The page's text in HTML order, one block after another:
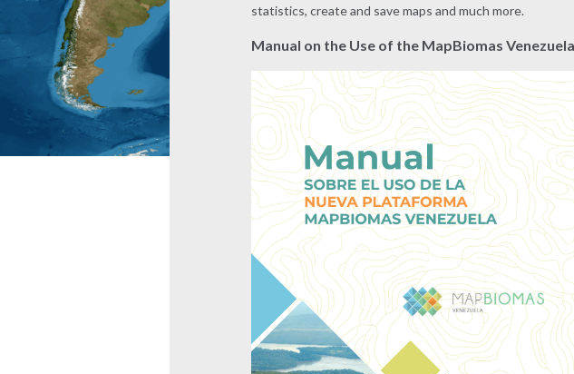
statistics, create and save maps and much more.
Manual on the Use of the MapBiomas